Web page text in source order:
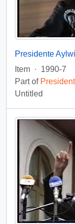
Item · 1990-7
Part of
Untitled